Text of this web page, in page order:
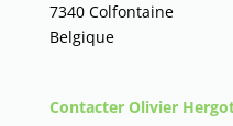
7340 Colfontaine
Belgique
Contacter Olivier